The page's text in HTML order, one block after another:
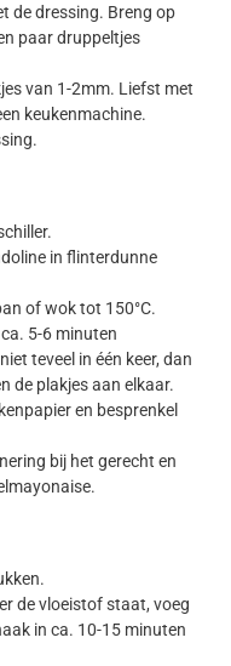
de dressing. Breng op
paar druppeltjes
van 1-2mm. Liefst met
keukenmachine.
in flinterdunne
of wok tot 150°C.
5-6 minuten
teveel in één keer, dan
de plakjes aan elkaar.
en besprenkel
bij het gerecht en
de vloeistof staat, voeg
in ca. 10-15 minuten